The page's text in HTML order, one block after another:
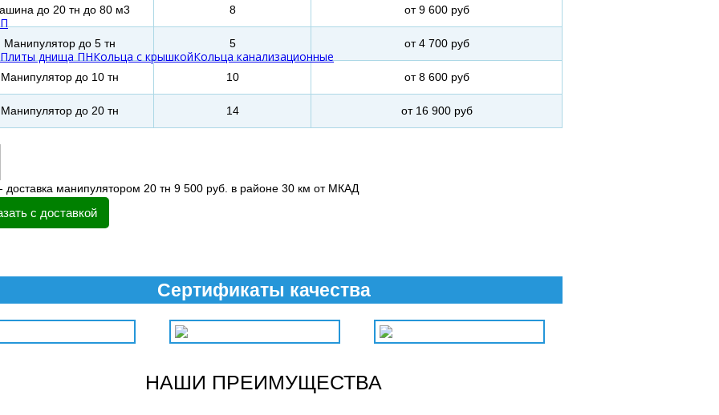
Плиты днища ПНКольца с крышкойКольца канализационные
до 20 тн до 80 м3 8 от 9 600 руб
Манипулятор до 5 тн 5 от 4 700 руб
Манипулятор до 10 тн 10 от 8 600 руб
Манипулятор до 20 тн 14 от 16 900 руб
доставка манипулятором 20 тн 9 500 руб. в районе 30 км от МКАД
с доставкой
Сертификаты качества
НАШИ ПРЕИМУЩЕСТВА